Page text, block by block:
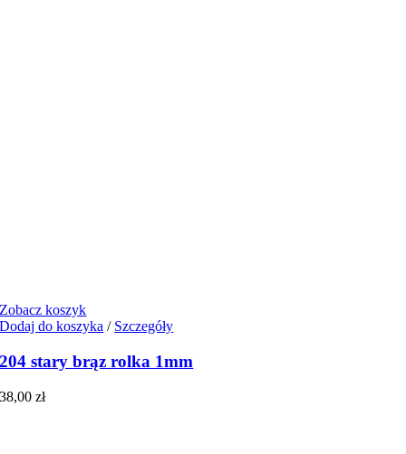
Zobacz koszyk
Dodaj do koszyka / Szczegóły
204 stary brąz rolka 1mm
38,00zł